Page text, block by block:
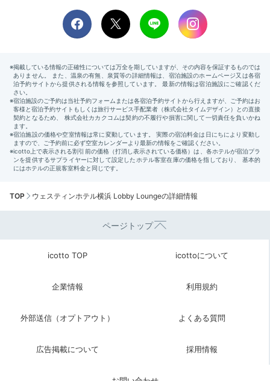
TOP ウェスティンホテル横浜 Lobby Loungeの詳細情報
ページトップ
icotto TOP icottoについて
企業情報 利用規約
外部送信（オプトアウト） よくある質問
広告掲載について 採用情報